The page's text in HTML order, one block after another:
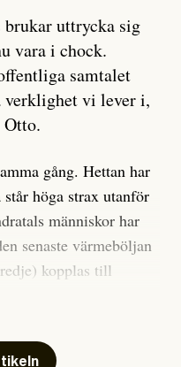
uttrycka sig
vara i chock.
samtalet
verklighet vi lever i,
gång. Hettan har
höga strax utanför
människor har
senaste värmeböljan
kopplas till
det som en